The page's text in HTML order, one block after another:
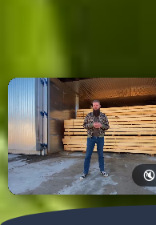
🔇